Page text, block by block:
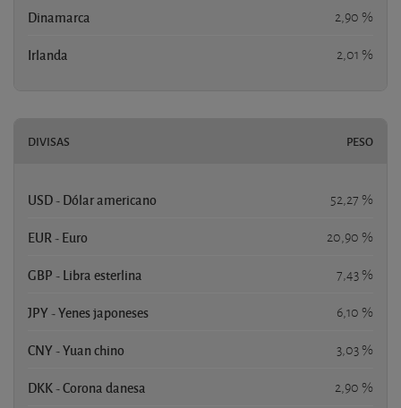
Dinamarca 2,90 %
Irlanda 2,01 %
DIVISAS PESO
USD - Dólar americano 52,27 %
EUR - Euro 20,90 %
GBP - Libra esterlina 7,43 %
JPY - Yenes japoneses 6,10 %
CNY - Yuan chino 3,03 %
DKK - Corona danesa 2,90 %